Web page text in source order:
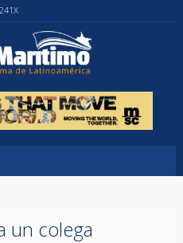
un colega